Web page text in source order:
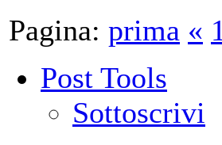
Pagina: prima «
Post Tools
Sottoscrivi